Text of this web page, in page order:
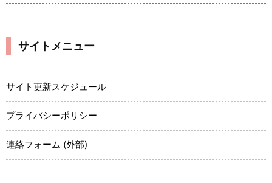
サイトメニュー
サイト更新スケジュール
プライバシーポリシー
連絡フォーム (外部)